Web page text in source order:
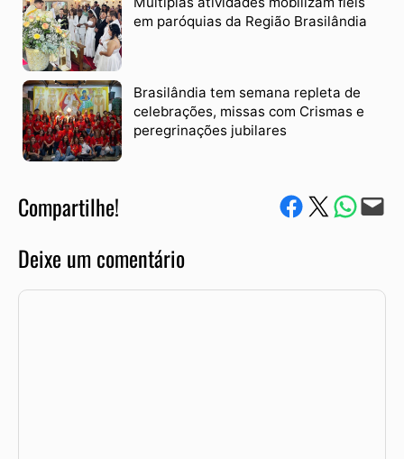
em paróquias da Região Brasilândia
Brasilândia tem semana repleta de
celebrações, missas com Crismas e
peregrinações jubilares
Compartilhe! Compartilhe no Facebook
Compartilhe no Twitter
Compartile via
Envie via e-mail
Deixe um comentário
Comentário